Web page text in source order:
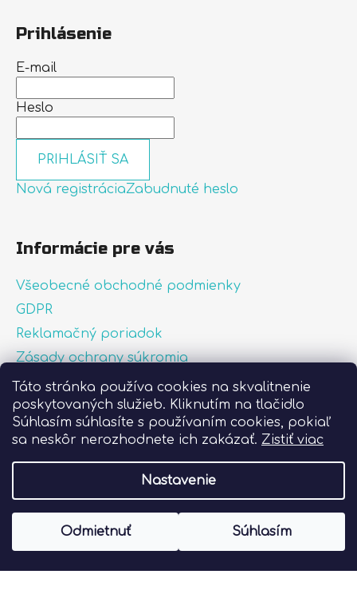
Táto stránka používa cookies na skvalitnenie
poskytovaných služieb. Kliknutím na tlačidlo
Súhlasím súhlasíte s používaním cookies, pokiaľ
sa neskôr nerozhodnete ich zakázať. Zistiť viac
Nastavenie
Odmietnuť Súhlasím
Prihlásenie
E-mail
Heslo
PRIHLÁSIŤ SA
Nová registráciaZabudnuté heslo
Informácie pre vás
Všeobecné obchodné podmienky
GDPR
Reklamačný poriadok
Zásady ochrany súkromia
Zásady používania súborov cookies
O nás
FAQ
Vytvoril Shoptet
Copyright 2026
. Všetky práva
vyhradené.Upraviť nastavenie cookies